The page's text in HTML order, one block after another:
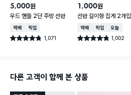
5,000원
우드 핸들 2단 주방 선반
택배배송매장픽업
별점 4.8점 1,071
건 작성
1,000원
선반 걸이형 집게 2개입
택배배송매장픽업오늘배송
별점 4.8점 1,002
건 작성
다른 고객이 함께 본 상품